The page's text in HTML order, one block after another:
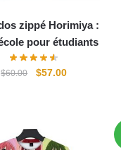
zippé Horimiya :
pour étudiants
$60.00
Le
$60.00.
$57.00Le